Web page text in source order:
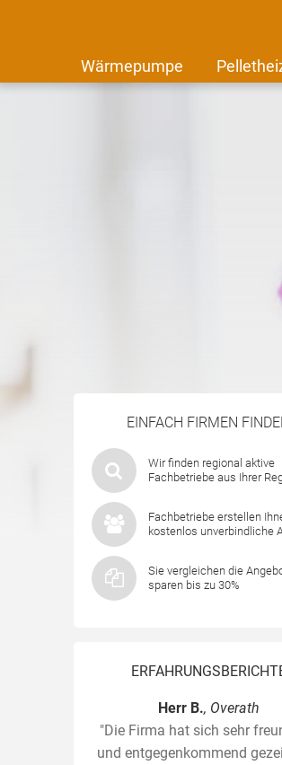
Wärmepumpe
EINFACH FIRMEN
Wir finden regional aktive
Fachbetriebe aus Ihrer
Fachbetriebe erstellen
kostenlos unverbindliche
Sie vergleichen die
sparen bis zu 30%
Herr B., Overath
"Die Firma hat sich sehr
und entgegenkommend